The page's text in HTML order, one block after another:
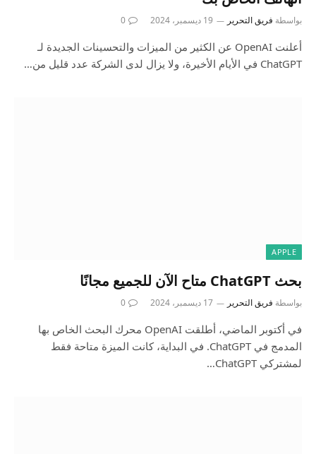
بواسطة فريق التحرير 19 ديسمبر، 2024 0
أعلنت OpenAI عن الكثير من الميزات والتحسينات الجديدة لـ
ChatGPT في الأيام الأخيرة، ولا يزال لدى الشركة عدد قليل من…
APPLE
بحث ChatGPT متاح الآن للجميع مجانًا
بواسطة فريق التحرير 17 ديسمبر، 2024 0
في أكتوبر الماضي، أطلقت OpenAI محرك البحث الخاص بها
المدمج في ChatGPT. في البداية، كانت الميزة متاحة فقط
لمشتركي ChatGPT…